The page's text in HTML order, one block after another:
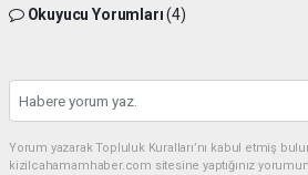
Okuyucu Yorumları(4)
Yorum yazarak Topluluk Kuralları’nı kabul etmiş
kizilcahamamhaber.com sitesine yaptığınız